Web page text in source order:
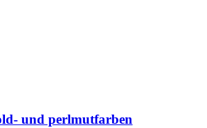
und perlmutfarben